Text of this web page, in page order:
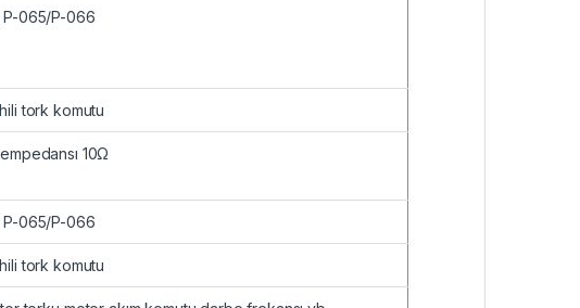
P-065/P-066
tork komutu
10Ω
P-065/P-066
tork komutu